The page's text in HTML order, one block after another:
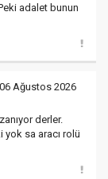
adalet bunun
Ağustos 2026
derler.
yok sa aracı rolü